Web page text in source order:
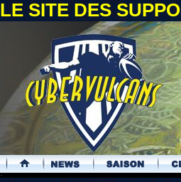
LE SITE DES
.